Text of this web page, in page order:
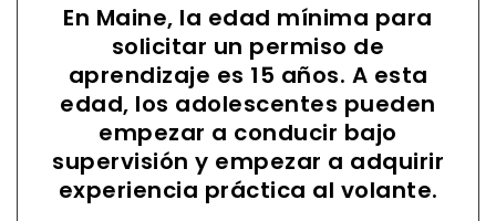
En Maine, la edad mínima para
solicitar un permiso de
aprendizaje es 15 años. A esta
edad, los adolescentes pueden
empezar a conducir bajo
supervisión y empezar a adquirir
experiencia práctica al volante.